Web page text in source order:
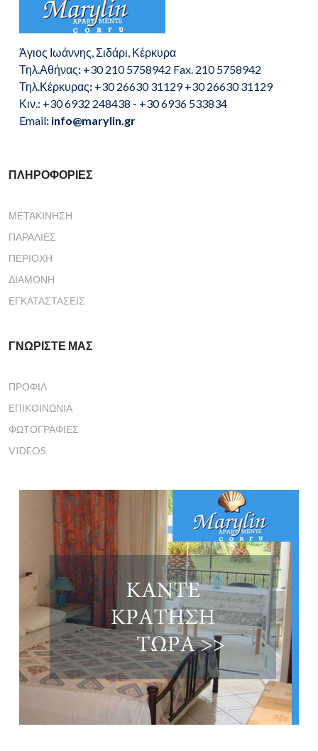
Άγιος Ιωάννης, Σιδάρι, Κέρκυρα
Τηλ.Αθήνας: +30 210 5758942 Fax. 210 5758942
Τηλ.Κέρκυρας: +30 26630 31129 +30 26630 31129
Κιν.: +30 6932 248438 - +30 6936 533834
Email: info@marylin.gr
ΠΛΗΡΟΦΟΡΊΕΣ
ΜΕΤΑΚΊΝΗΣΗ
ΠΑΡΑΛΊΕΣ
ΠΕΡΙΟΧΉ
ΔΙΑΜΟΝΉ
ΕΓΚΑΤΑΣΤΆΣΕΙΣ
ΓΝΩΡΊΣΤΕ ΜΑΣ
ΠΡΟΦΊΛ
ΕΠΙΚΟΙΝΩΝΊΑ
ΦΩΤΟΓΡΑΦΊΕΣ
VIDEOS